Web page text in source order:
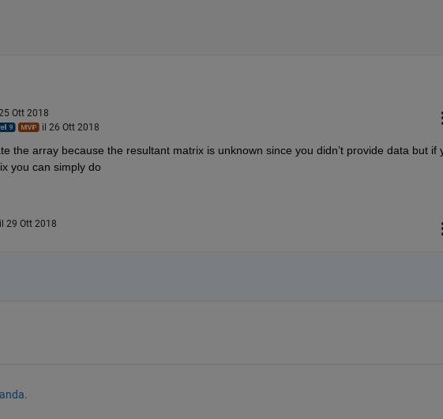
Ott 2018
il 26 Ott 2018
the array because the resultant matrix is unknown since you didn’t provide data but if
you can simply do
il 29 Ott 2018